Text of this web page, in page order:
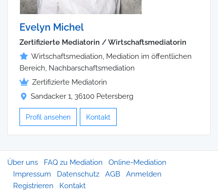
Evelyn Michel
Zertifizierte Mediatorin / Wirtschaftsmediatorin
Wirtschaftsmediation, Mediation im öffentlichen
Bereich, Nachbarschaftsmediation
Zertifizierte Mediatorin
Sandacker 1, 36100 Petersberg
Profil ansehen Kontakt
Über uns FAQ zu Mediation
Online-Mediation
Impressum
Datenschutz AGB
Anmelden
Registrieren
Kontakt